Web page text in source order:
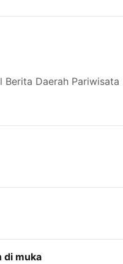
Berita Daerah
di muka